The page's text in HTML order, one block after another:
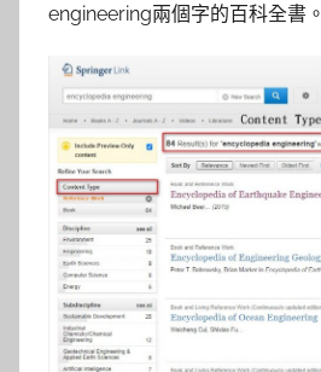
engineering兩個字的百科全書。